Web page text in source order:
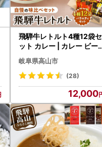
飛騨牛レトルト4種12袋セ
ット カレー | カレー ビー
岐阜県高山市
(28)
12,000